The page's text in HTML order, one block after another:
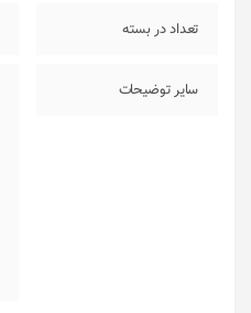
تعداد در بسته
سایر توضیحات